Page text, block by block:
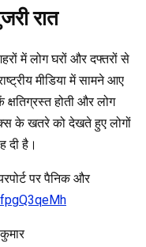
रात
में लोग घरों और दफ्तरों से
मीडिया में सामने आए
होती और लोग
के खतरे को देखते हुए लोगों
दी है।
पर पैनिक और